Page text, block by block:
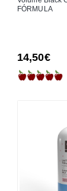
FÓRMULA
14,50€